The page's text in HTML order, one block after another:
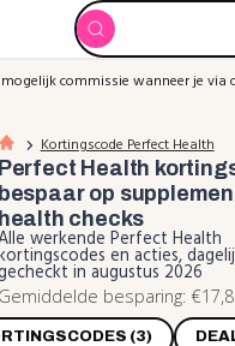
commissie wanneer je via
Kortingscode Perfect Health
Perfect Health
bespaar op
health checks
werkende Perfect Health
en acties,
in augustus 2026
Gemiddelde besparing:
(3)